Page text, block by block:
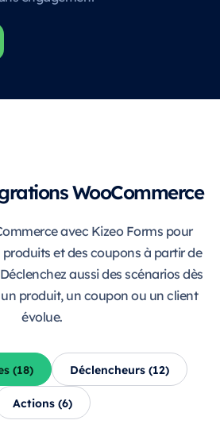
WooCommerce
avec Kizeo Forms pour
produits et des coupons à partir de
aussi des scénarios dès
produit, un coupon ou un client
évolue.
(18) Déclencheurs (12)
Actions (6)